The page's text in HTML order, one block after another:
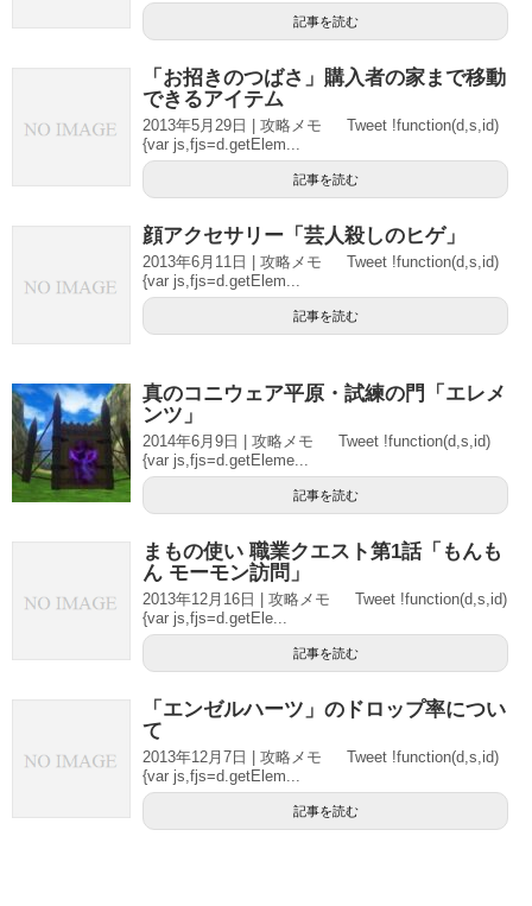
記事を読む
「お招きのつばさ」購入者の家まで移動
できるアイテム
2013年5月29日 | 攻略メモ Tweet !function(d,s,id)
{var js,fjs=d.getElem...
記事を読む
顔アクセサリー「芸人殺しのヒゲ」
2013年6月11日 | 攻略メモ Tweet !function(d,s,id)
{var js,fjs=d.getElem...
記事を読む
真のコニウェア平原・試練の門「エレメ
ンツ」
2014年6月9日 | 攻略メモ Tweet !function(d,s,id)
{var js,fjs=d.getEleme...
記事を読む
まもの使い 職業クエスト第1話「もんも
ん モーモン訪問」
2013年12月16日 | 攻略メモ Tweet !function(d,s,id)
{var js,fjs=d.getEle...
記事を読む
「エンゼルハーツ」のドロップ率につい
て
2013年12月7日 | 攻略メモ Tweet !function(d,s,id)
{var js,fjs=d.getElem...
記事を読む